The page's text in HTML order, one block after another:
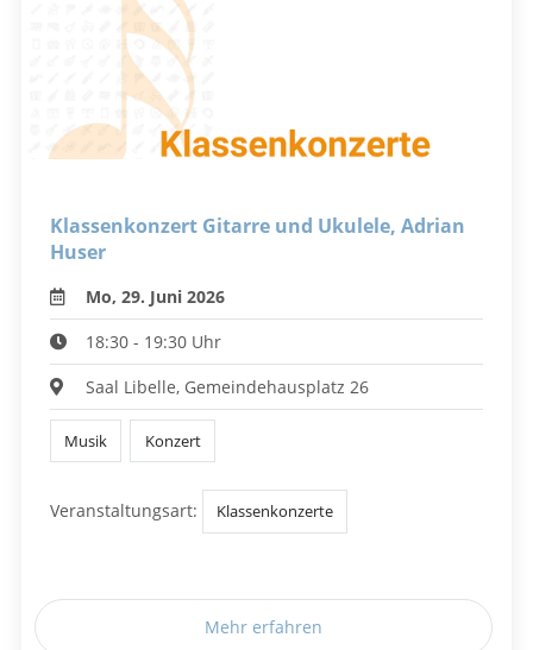
Klassenkonzert Gitarre und Ukulele, Adrian
Huser
Mo, 29. Juni 2026
18:30 - 19:30 Uhr
Saal Libelle, Gemeindehausplatz 26
Musik Konzert
Veranstaltungsart: Klassenkonzerte
Mehr erfahren